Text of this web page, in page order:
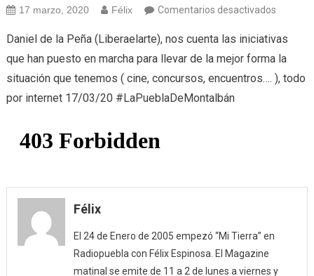
17 marzo, 2020 Félix Comentarios desactivadosen
(17/03/
Daniel de la Peña (Liberaelarte), nos cuenta las iniciativas
que han puesto en marcha para llevar de la mejor forma la
situación que tenemos ( cine, concursos, encuentros…. ), todo
por internet 17/03/20 #LaPueblaDeMontalbán
Félix
El 24 de Enero de 2005 empezó “Mi Tierra” en
Radiopuebla con Félix Espinosa. El Magazine
matinal se emite de 11 a 2 de lunes a viernes y